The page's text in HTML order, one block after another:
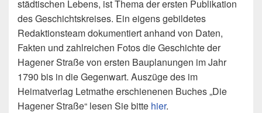
städtischen Lebens, ist Thema der ersten Publikation
des Geschichtskreises. Ein eigens gebildetes
Redaktionsteam dokumentiert anhand von Daten,
Fakten und zahlreichen Fotos die Geschichte der
Hagener Straße von ersten Bauplanungen im Jahr
1790 bis in die Gegenwart. Auszüge des im
Heimatverlag Letmathe erschienenen Buches „Die
Hagener Straße“ lesen Sie bitte hier.